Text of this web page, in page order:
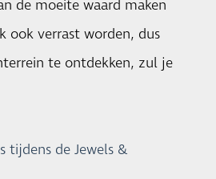
de moeite waard maken
ook verrast worden, dus
te ontdekken, zul je
tijdens de Jewels &